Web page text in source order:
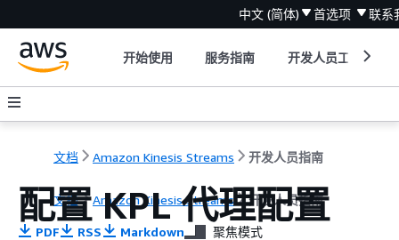
中文 (简体) 首选项 联系
开始使用 服务指南 开发人员工具
文档 Amazon Kinesis Streams 开发人员指南
文档 Amazon Kinesis Streams 开发人员指南
配置 KPL 代理配置
PDF RSS Markdown 聚焦模式